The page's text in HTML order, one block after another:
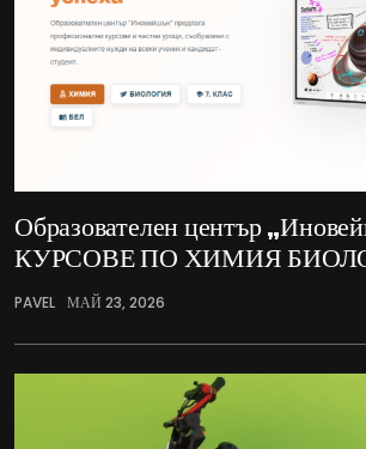
Образователен център
КУРСОВЕ ПО ХИМИЯ
PAVEL МАЙ 23, 2026